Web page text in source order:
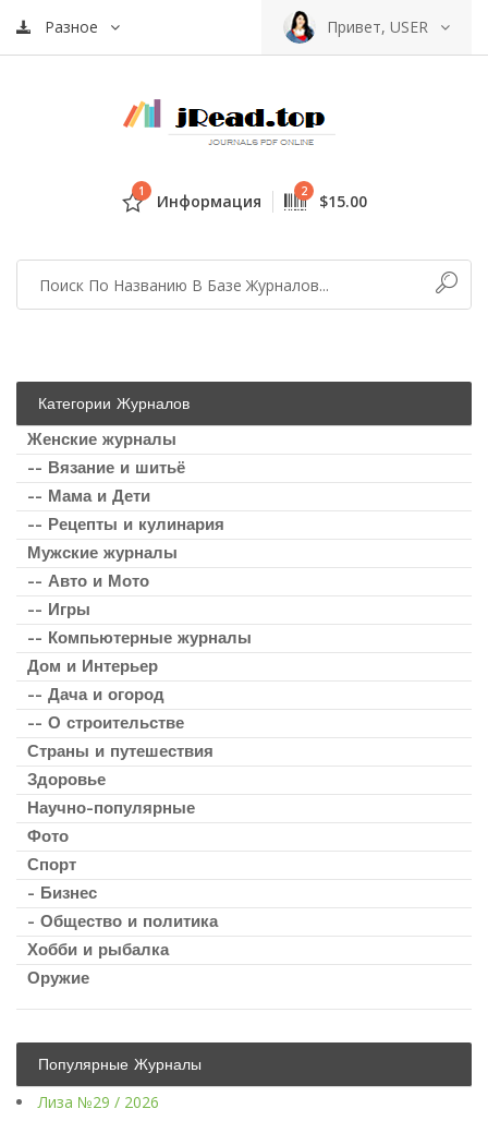
Разное Привет, USER
1 Информация 2 $15.00
Категории Журналов
Женские журналы
-- Вязание и шитьё
-- Мама и Дети
-- Рецепты и кулинария
Мужские журналы
-- Авто и Мото
-- Игры
-- Компьютерные журналы
Дом и Интерьер
-- Дача и огород
-- О строительстве
Страны и путешествия
Здоровье
Научно-популярные
Фото
Спорт
- Бизнес
- Общество и политика
Хобби и рыбалка
Оружие
Популярные Журналы
Лиза №29 / 2026